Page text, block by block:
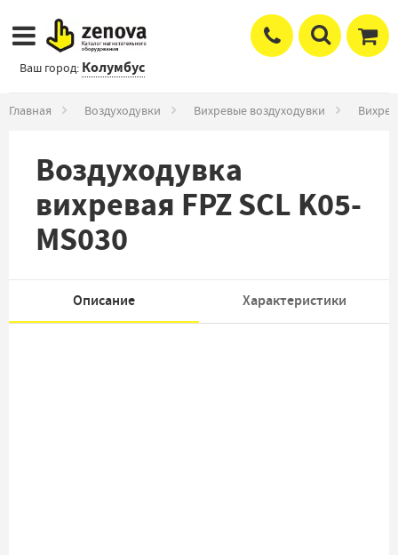
Ваш город: Колумбус
Главная Воздуходувки Вихревые воздуходувки
Воздуходувка
вихревая FPZ SCL K05-
MS030
Описание Характеристики